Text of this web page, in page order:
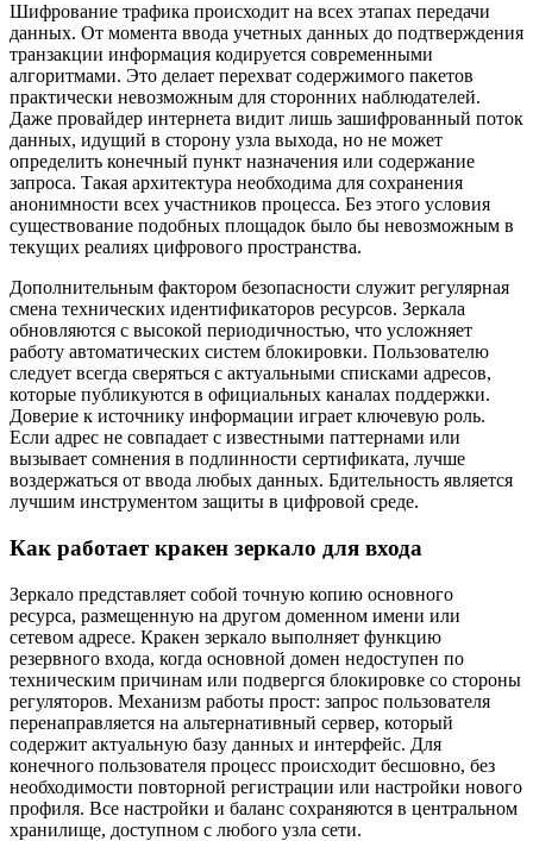
Шифрование трафика происходит на всех этапах передачи
данных. От момента ввода учетных данных до подтверждения
транзакции информация кодируется современными
алгоритмами. Это делает перехват содержимого пакетов
практически невозможным для сторонних наблюдателей.
Даже провайдер интернета видит лишь зашифрованный поток
данных, идущий в сторону узла выхода, но не может
определить конечный пункт назначения или содержание
запроса. Такая архитектура необходима для сохранения
анонимности всех участников процесса. Без этого условия
существование подобных площадок было бы невозможным в
текущих реалиях цифрового пространства.
Дополнительным фактором безопасности служит регулярная
смена технических идентификаторов ресурсов. Зеркала
обновляются с высокой периодичностью, что усложняет
работу автоматических систем блокировки. Пользователю
следует всегда сверяться с актуальными списками адресов,
которые публикуются в официальных каналах поддержки.
Доверие к источнику информации играет ключевую роль.
Если адрес не совпадает с известными паттернами или
вызывает сомнения в подлинности сертификата, лучше
воздержаться от ввода любых данных. Бдительность является
лучшим инструментом защиты в цифровой среде.
Как работает кракен зеркало для входа
Зеркало представляет собой точную копию основного
ресурса, размещенную на другом доменном имени или
сетевом адресе. Кракен зеркало выполняет функцию
резервного входа, когда основной домен недоступен по
техническим причинам или подвергся блокировке со стороны
регуляторов. Механизм работы прост: запрос пользователя
перенаправляется на альтернативный сервер, который
содержит актуальную базу данных и интерфейс. Для
конечного пользователя процесс происходит бесшовно, без
необходимости повторной регистрации или настройки нового
профиля. Все настройки и баланс сохраняются в центральном
хранилище, доступном с любого узла сети.